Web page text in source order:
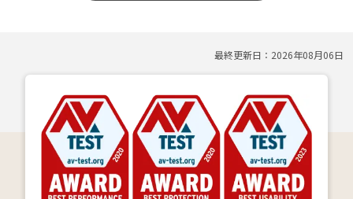
最終更新日： 2026年08月06日